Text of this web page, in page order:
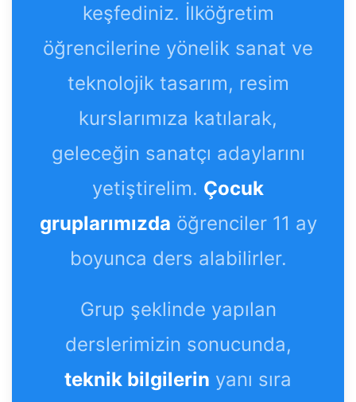
keşfediniz. İlköğretim
öğrencilerine yönelik sanat ve
teknolojik tasarım, resim
kurslarımıza katılarak,
geleceğin sanatçı adaylarını
yetiştirelim. Çocuk
gruplarımızda öğrenciler 11 ay
boyunca ders alabilirler.
Grup şeklinde yapılan
derslerimizin sonucunda,
teknik bilgilerin yanı sıra